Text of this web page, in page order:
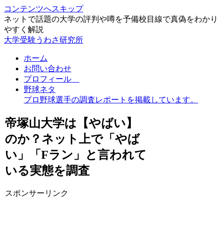
コンテンツへスキップ
ネットで話題の大学の評判や噂を予備校目線で真偽をわかり
やすく解説
大学受験うわさ研究所
ホーム
お問い合わせ
プロフィール
野球ネタ
プロ野球選手の調査レポートを掲載しています。
帝塚山大学は【やばい】
のか？ネット上で「やば
い」「Fラン」と言われて
いる実態を調査
スポンサーリンク